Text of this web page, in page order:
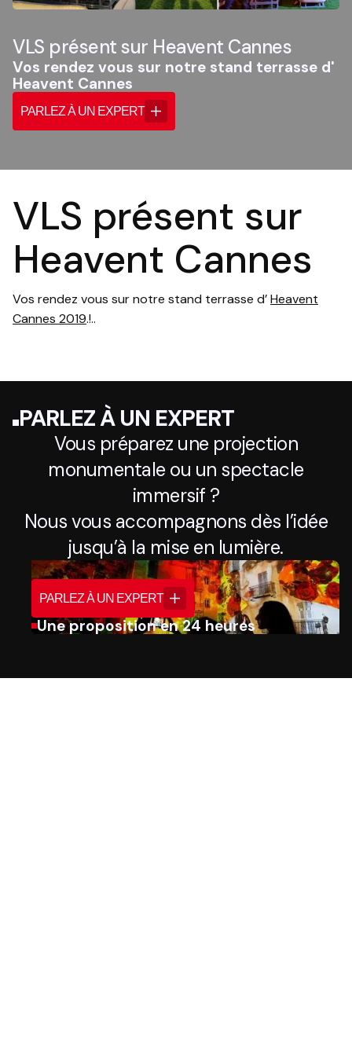
VLS présent sur Heavent Cannes
Vos rendez vous sur notre stand terrasse d'
Heavent Cannes
PARLEZ À UN EXPERT
VLS présent sur
Heavent Cannes
Vos rendez vous sur notre stand terrasse d’Heavent
Cannes 2019.!..
PARLEZ À UN EXPERT
Vous préparez une projection
monumentale ou un spectacle
immersif ?
Nous vous accompagnons dès l’idée
jusqu’à la mise en lumière.
PARLEZ À UN EXPERT
Une proposition en 24 heures